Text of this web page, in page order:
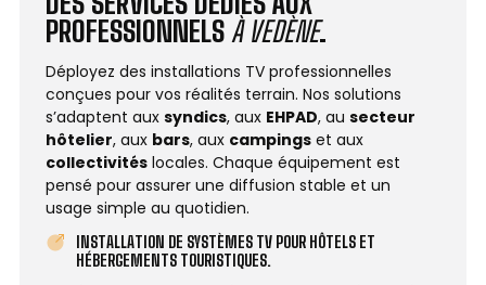
PROFESSIONNELS À VEDÈNE.
Déployez des installations TV professionnelles
conçues pour vos réalités terrain. Nos solutions
s’adaptent aux syndics, aux EHPAD, au secteur
hôtelier, aux bars, aux campings et aux
collectivités locales. Chaque équipement est
pensé pour assurer une diffusion stable et un
usage simple au quotidien.
INSTALLATION DE SYSTÈMES TV POUR HÔTELS ET
HÉBERGEMENTS TOURISTIQUES.